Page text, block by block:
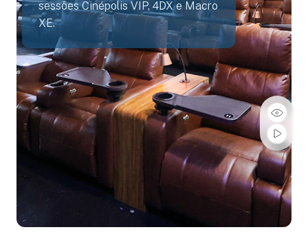
sessões Cinépolis VIP, 4DX e Macro
XE.